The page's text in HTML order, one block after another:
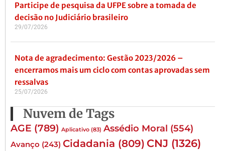
Participe de pesquisa da UFPE sobre a tomada de
decisão no Judiciário brasileiro
29/07/2026
Nota de agradecimento: Gestão 2023/2026 –
encerramos mais um ciclo com contas aprovadas sem
ressalvas
25/07/2026
Nuvem de Tags
AGE (789) Aplicativo (83) Assédio Moral (554)
Avanço (243) Cidadania (809) CNJ (1326)